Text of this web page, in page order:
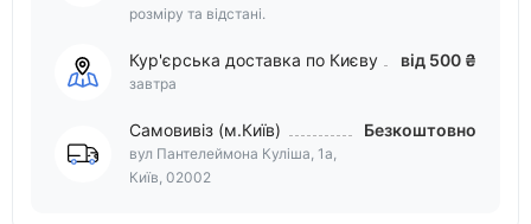
розміру та відстані.
Кур'єрська доставка по Києву
завтра
від 500 ₴
Самовивіз (м.Київ)
вул Пантелеймона Куліша, 1а,
Київ, 02002
Безкоштовно